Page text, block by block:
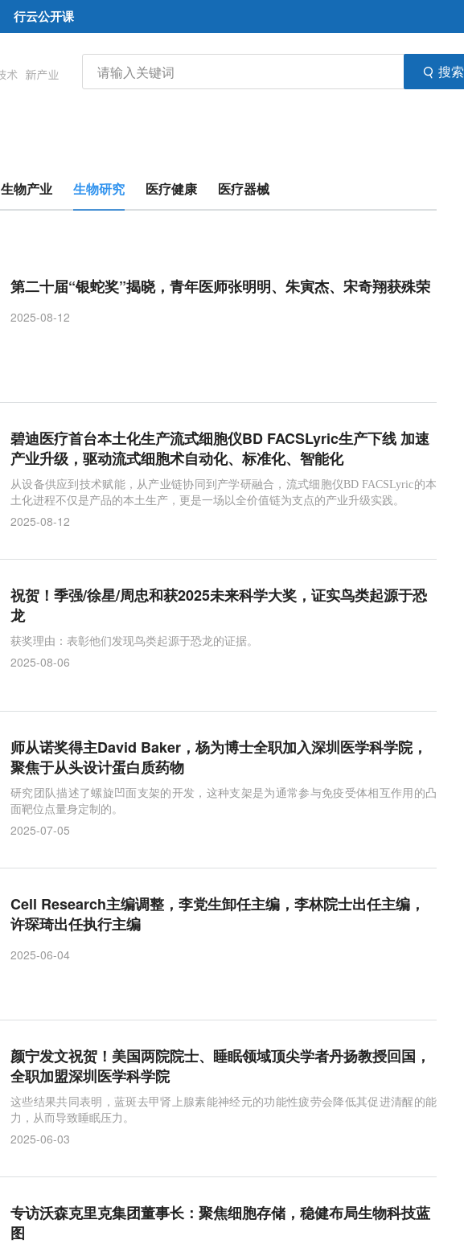
行云公开课
搜索
生物产业 生物研究 医疗健康 医疗器械
第二十届“银蛇奖”揭晓，青年医师张明明、朱寅杰、宋奇翔获殊荣
2025-08-12
碧迪医疗首台本土化生产流式细胞仪BD FACSLyric生产下线 加速
产业升级，驱动流式细胞术自动化、标准化、智能化
从设备供应到技术赋能，从产业链协同到产学研融合，流式细胞仪BD FACSLyric的本
土化进程不仅是产品的本土生产，更是一场以全价值链为支点的产业升级实践。
2025-08-12
祝贺！季强/徐星/周忠和获2025未来科学大奖，证实鸟类起源于恐
龙
获奖理由：表彰他们发现鸟类起源于恐龙的证据。
2025-08-06
师从诺奖得主David Baker，杨为博士全职加入深圳医学科学院，
聚焦于从头设计蛋白质药物
研究团队描述了螺旋凹面支架的开发，这种支架是为通常参与免疫受体相互作用的凸
面靶位点量身定制的。
2025-07-05
Cell Research主编调整，李党生卸任主编，李林院士出任主编，
许琛琦出任执行主编
2025-06-04
颜宁发文祝贺！美国两院院士、睡眠领域顶尖学者丹扬教授回国，
全职加盟深圳医学科学院
这些结果共同表明，蓝斑去甲肾上腺素能神经元的功能性疲劳会降低其促进清醒的能
力，从而导致睡眠压力。
2025-06-03
专访沃森克里克集团董事长：聚焦细胞存储，稳健布局生物科技蓝
图